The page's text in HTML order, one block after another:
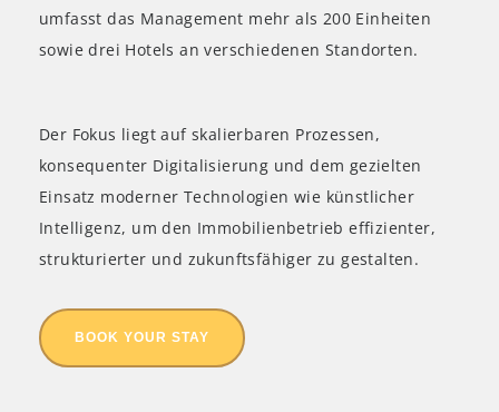
umfasst das Management mehr als 200 Einheiten
sowie drei Hotels an verschiedenen Standorten.
Der Fokus liegt auf skalierbaren Prozessen,
konsequenter Digitalisierung und dem gezielten
Einsatz moderner Technologien wie künstlicher
Intelligenz, um den Immobilienbetrieb effizienter,
strukturierter und zukunftsfähiger zu gestalten.
BOOK YOUR STAY